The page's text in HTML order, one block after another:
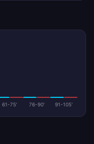
61-75' 76-90' 91-105'